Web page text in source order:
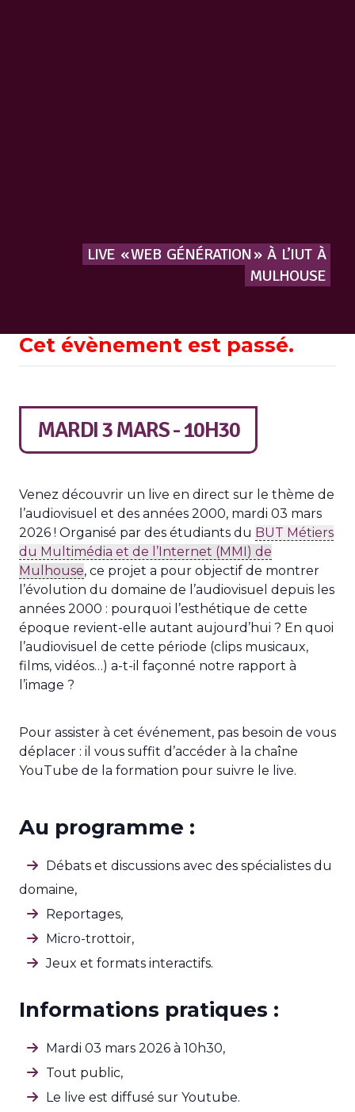
LIVE « WEB GÉNÉRATION » À L’IUT À
MULHOUSE
Cet évènement est passé.
MARDI 3 MARS - 10H30
Venez découvrir un live en direct sur le thème de
l’audiovisuel et des années 2000, mardi 03 mars
2026 ! Organisé par des étudiants du BUT Métiers
du Multimédia et de l’Internet (MMI) de
Mulhouse, ce projet a pour objectif de montrer
l’évolution du domaine de l’audiovisuel depuis les
années 2000 : pourquoi l’esthétique de cette
époque revient-elle autant aujourd’hui ? En quoi
l’audiovisuel de cette période (clips musicaux,
films, vidéos…) a-t-il façonné notre rapport à
l’image ?
Pour assister à cet événement, pas besoin de vous
déplacer : il vous suffit d’accéder à la chaîne
YouTube de la formation pour suivre le live.
Au programme :
Débats et discussions avec des spécialistes du
domaine,
Reportages,
Micro-trottoir,
Jeux et formats interactifs.
Informations pratiques :
Mardi 03 mars 2026 à 10h30,
Tout public,
Le live est diffusé sur Youtube.